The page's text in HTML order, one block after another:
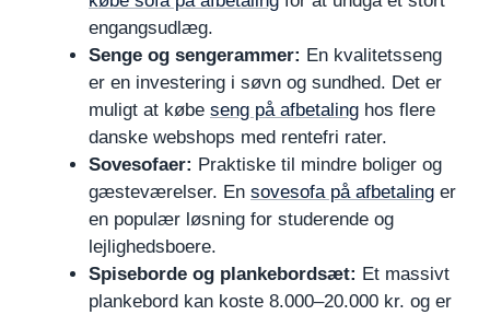
engangsudlæg.
Senge og sengerammer: En kvalitetsseng
er en investering i søvn og sundhed. Det er
muligt at købe seng på afbetaling hos flere
danske webshops med rentefri rater.
Sovesofaer: Praktiske til mindre boliger og
gæsteværelser. En sovesofa på afbetaling er
en populær løsning for studerende og
lejlighedsboere.
Spiseborde og plankebordsæt: Et massivt
plankebord kan koste 8.000–20.000 kr. og er